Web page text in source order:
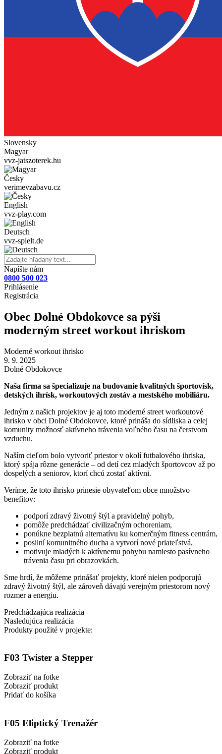
Slovensky
Magyar
vvz-jatszoterek.hu
Česky
verimevzabavu.cz
English
vvz-play.com
Deutsch
vvz-spielt.de
Napíšte nám
0800 500 023
Prihlásenie
Registrácia
Obec Dolné Obdokovce sa pýši
moderným street workout ihriskom
Moderné workout ihrisko
9. 9. 2025
Dolné Obdokovce
Naša firma sa špecializuje na budovanie kvalitných športovísk,
detských ihrísk, workoutových zostáv a mestského mobiliáru.
Jedným z našich projektov je aj toto moderné street workoutové
ihrisko v obci Dolné Obdokovce, ktoré prináša do sídliska a celej
komunity možnosť aktívneho trávenia voľného času na čerstvom
vzduchu.
Naším cieľom bolo vytvoriť priestor v okolí futbalového ihriska,
ktorý spája rôzne generácie – od detí cez mladých športovcov až po
dospelých a seniorov, ktorí chcú zostať aktívni.
Veríme, že toto ihrisko prinesie obyvateľom obce množstvo
benefitov:
podporí zdravý životný štýl a pravidelný pohyb,
pomôže predchádzať civilizačným ochoreniam,
ponúkne bezplatnú alternatívu ku komerčným fitness centrám,
posilní komunitného ducha a vytvorí nové priateľstvá,
motivuje mladých k aktívnemu pohybu namiesto pasívneho
trávenia času pri obrazovkách.
Sme hrdí, že môžeme prinášať projekty, ktoré nielen podporujú
zdravý životný štýl, ale zároveň dávajú verejným priestorom nový
rozmer a energiu.
Predchádzajúca realizácia
Nasledujúca realizácia
Produkty použité v projekte:
F03 Twister a Stepper
Zobraziť na fotke
Zobraziť produkt
Pridať do košíka
F05 Eliptický Trenažér
Zobraziť na fotke
Zobraziť produkt